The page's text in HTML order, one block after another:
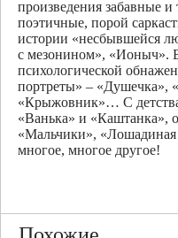
произведения забавные и
поэтичные, порой
истории «несбывшейся
с мезонином», «Ионыч».
психологической
портреты» – «Душечка»,
«Крыжовник»… С
«Ванька» и «Каштанка»,
«Мальчики»,
многое, многое другое!